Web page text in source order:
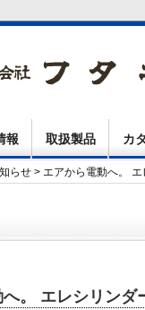
報 取扱製品 カ
らせ > エアから電動へ。
。 エレシリン